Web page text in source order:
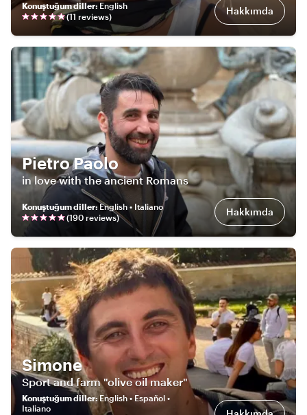
Konuştuğum diller: English
(11 reviews) Hakkımda
Pietro Paolo
in love with the ancient Romans
Konuştuğum diller: English • Italiano
(190 reviews) Hakkımda
Simone
Sport and farm "olive oil maker"
Konuştuğum diller:English • Español •
Italiano